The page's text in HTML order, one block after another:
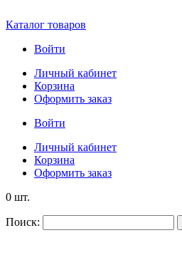
Каталог товаров
Войти
Личный кабинет
Корзина
Оформить заказ
Войти
Личный кабинет
Корзина
Оформить заказ
0 шт.
Поиск: